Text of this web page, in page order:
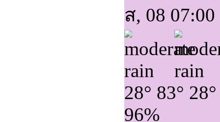
ส, 08 07:00
28° 83° 28°
96%